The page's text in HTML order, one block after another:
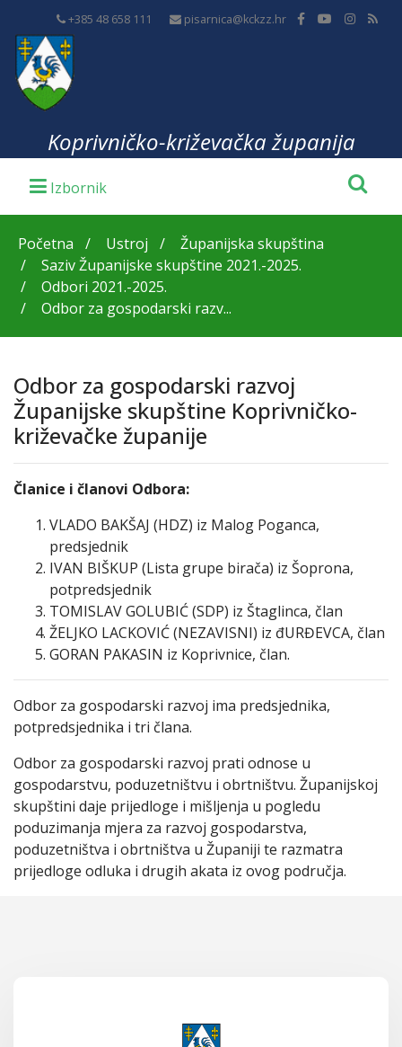
+385 48 658 111 pisarnica@kckzz.hr
Koprivničko-križevačka županija
Početna Ustroj
Županijska skupština
Saziv Županijske skupštine 2021.-2025.
Odbori 2021.-2025.
Odbor za gospodarski razv...
Odbor za gospodarski razvoj
Županijske skupštine Koprivničko-
križevačke županije
Članice i članovi Odbora:
VLADO BAKŠAJ (HDZ) iz Malog Poganca,
predsjednik
IVAN BIŠKUP (Lista grupe birača) iz Šoprona,
potpredsjednik
TOMISLAV GOLUBIĆ (SDP) iz Štaglinca, član
ŽELJKO LACKOVIĆ (NEZAVISNI) iz đURĐEVCA, član
GORAN PAKASIN iz Koprivnice, član.
Odbor za gospodarski razvoj ima predsjednika,
potpredsjednika i tri člana.
Odbor za gospodarski razvoj prati odnose u
gospodarstvu, poduzetništvu i obrtništvu. Županijskoj
skupštini daje prijedloge i mišljenja u pogledu
poduzimanja mjera za razvoj gospodarstva,
poduzetništva i obrtništva u Županiji te razmatra
prijedloge odluka i drugih akata iz ovog područja.